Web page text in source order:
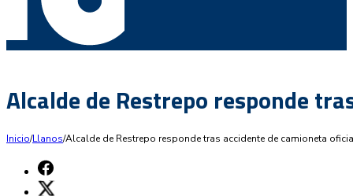
Alcalde de Restrepo responde
Inicio/Llanos/Alcalde de Restrepo responde tras accidente de camioneta